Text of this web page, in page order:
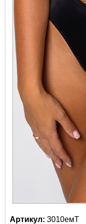
Артикул: 3010емТ